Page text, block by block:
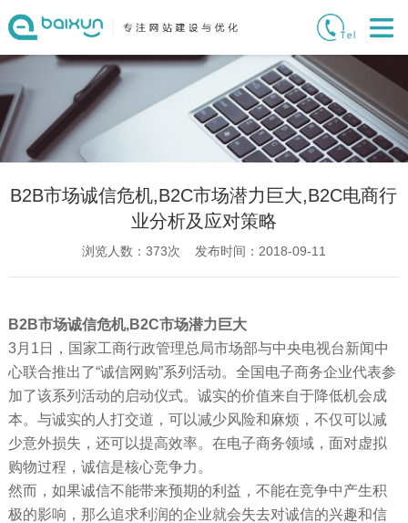
B2B市场诚信危机,B2C市场潜力巨大,B2C电商行
业分析及应对策略
浏览人数： 373次 发布时间：2018-09-11
B2B市场诚信危机,B2C市场潜力巨大
3月1日，国家工商行政管理总局市场部与中央电视台新闻中
心联合推出了“诚信网购”系列活动。全国电子商务企业代表参
加了该系列活动的启动仪式。诚实的价值来自于降低机会成
本。与诚实的人打交道，可以减少风险和麻烦，不仅可以减
少意外损失，还可以提高效率。在电子商务领域，面对虚拟
购物过程，诚信是核心竞争力。
然而，如果诚信不能带来预期的利益，不能在竞争中产生积
极的影响，那么追求利润的企业就会失去对诚信的兴趣和信